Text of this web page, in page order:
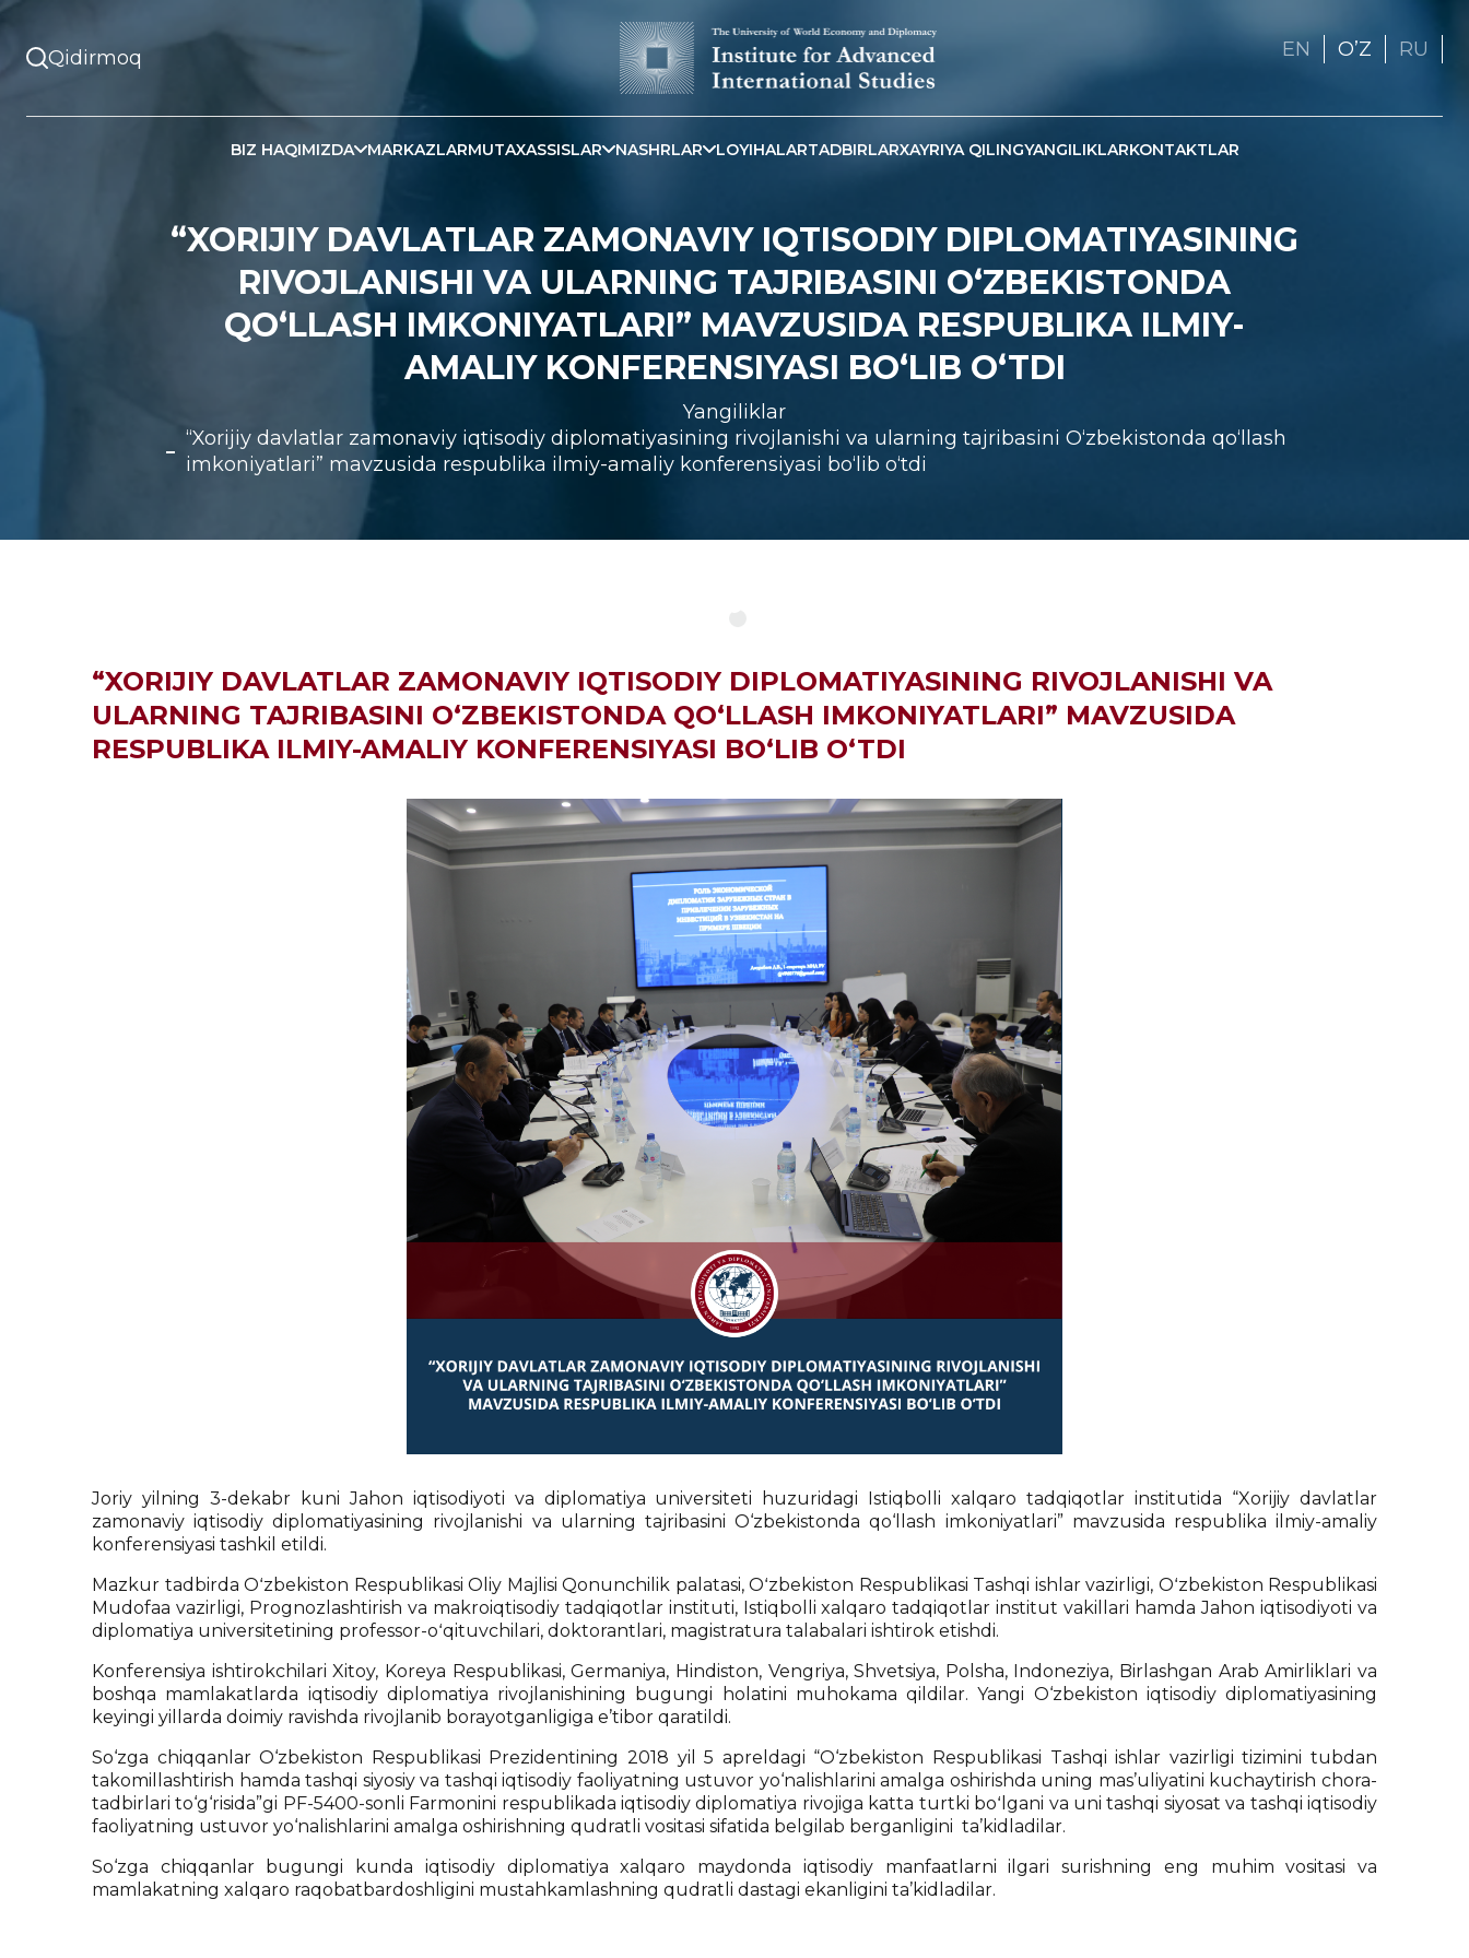
EN OʼZ RU
BIZ HAQIMIZDA MARKAZLARMUTAXASSISLAR NASHRLAR LOYIHALARTADBIRLARXAYRIYA QILINGYANGILIKLARKONTAKTLAR
“XORIJIY DAVLATLAR ZAMONAVIY IQTISODIY DIPLOMATIYASINING
RIVOJLANISHI VA ULARNING TAJRIBASINI O‘ZBEKISTONDA
QO‘LLASH IMKONIYATLARI” MAVZUSIDA RESPUBLIKA ILMIY-
AMALIY KONFERENSIYASI BO‘LIB O‘TDI
Yangiliklar
“Xorijiy davlatlar zamonaviy iqtisodiy diplomatiyasining rivojlanishi va ularning tajribasini O‘zbekistonda qo‘llash
imkoniyatlari” mavzusida respublika ilmiy-amaliy konferensiyasi bo‘lib o‘tdi
“XORIJIY DAVLATLAR ZAMONAVIY IQTISODIY DIPLOMATIYASINING RIVOJLANISHI VA
ULARNING TAJRIBASINI O‘ZBEKISTONDA QO‘LLASH IMKONIYATLARI” MAVZUSIDA
RESPUBLIKA ILMIY-AMALIY KONFERENSIYASI BO‘LIB O‘TDI
Joriy yilning 3-dekabr kuni Jahon iqtisodiyoti va diplomatiya universiteti huzuridagi Istiqbolli xalqaro tadqiqotlar institutida “Xorijiy davlatlar
zamonaviy iqtisodiy diplomatiyasining rivojlanishi va ularning tajribasini O‘zbekistonda qo‘llash imkoniyatlari” mavzusida respublika ilmiy-amaliy
konferensiyasi tashkil etildi.
Mazkur tadbirda Oʻzbekiston Respublikasi Oliy Majlisi Qonunchilik palatasi, Oʻzbekiston Respublikasi Tashqi ishlar vazirligi, Oʻzbekiston Respublikasi
Mudofaa vazirligi, Prognozlashtirish va makroiqtisodiy tadqiqotlar instituti, Istiqbolli xalqaro tadqiqotlar institut vakillari hamda Jahon iqtisodiyoti va
diplomatiya universitetining professor-oʻqituvchilari, doktorantlari, magistratura talabalari ishtirok etishdi.
Konferensiya ishtirokchilari Xitoy, Koreya Respublikasi, Germaniya, Hindiston, Vengriya, Shvetsiya, Polsha, Indoneziya, Birlashgan Arab Amirliklari va
boshqa mamlakatlarda iqtisodiy diplomatiya rivojlanishining bugungi holatini muhokama qildilar. Yangi O‘zbekiston iqtisodiy diplomatiyasining
keyingi yillarda doimiy ravishda rivojlanib borayotganligiga e’tibor qaratildi.
So‘zga chiqqanlar O‘zbekiston Respublikasi Prezidentining 2018 yil 5 apreldagi “O‘zbekiston Respublikasi Tashqi ishlar vazirligi tizimini tubdan
takomillashtirish hamda tashqi siyosiy va tashqi iqtisodiy faoliyatning ustuvor yo‘nalishlarini amalga oshirishda uning mas’uliyatini kuchaytirish chora-
tadbirlari to‘g‘risida”gi PF-5400-sonli Farmonini respublikada iqtisodiy diplomatiya rivojiga katta turtki boʻlgani va uni tashqi siyosat va tashqi iqtisodiy
faoliyatning ustuvor yo‘nalishlarini amalga oshirishning qudratli vositasi sifatida belgilab berganligini ta’kidladilar.
So‘zga chiqqanlar bugungi kunda iqtisodiy diplomatiya xalqaro maydonda iqtisodiy manfaatlarni ilgari surishning eng muhim vositasi va
mamlakatning xalqaro raqobatbardoshligini mustahkamlashning qudratli dastagi ekanligini ta’kidladilar.